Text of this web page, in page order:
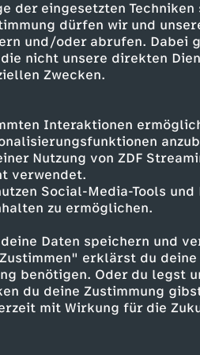
der eingesetzten
dürfen wir und
und/oder abrufen. Dabei
nicht unsere direkten
Zwecken.
Interaktionen
Nutzung von ZDF
verwendet.
Social-Media-Tools und
zu ermöglichen.
Daten speichern und
erklärst du deine
benötigen. Oder du legst
du deine Zustimmung
mit Wirkung für die
Fischerfamilien am
Schönheit Liguriens
und
in der Mensch und Natur
Bergen, bildet das
faszinierenden
Palazzi erzählen von
und das bergige
Natur wider.
sich über 15
Manarola und
heute Besucher aus
Mensch und Natur im
dort zu einer
inspiriert.